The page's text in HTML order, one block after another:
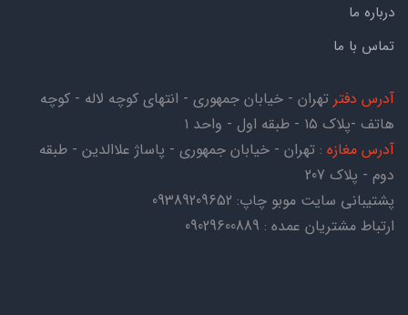
درباره ما
تماس با ما
آدرس دفتر تهران - خیابان جمهوری - انتهای کوچه لاله - کوچه
هاتف -پلاک ۱۵ - طبقه اول - واحد ۱
آدرس مغازه : تهران - خیابان جمهوری - پاساژ علاالدین - طبقه
دوم - پلاک 207
پشتیبانی سایت موبو چاپ: 09389209652
ارتباط مشتریان عمده : 09029600889